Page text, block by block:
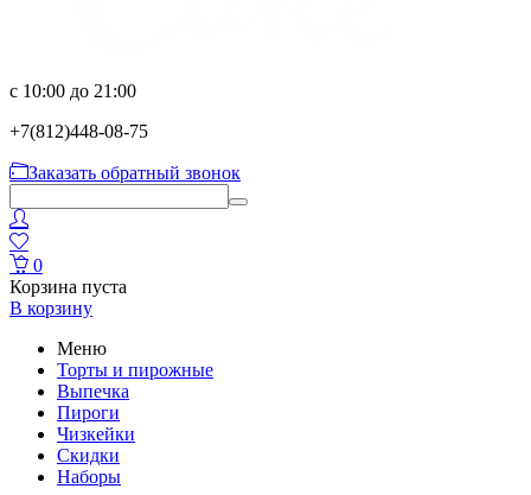
с 10:00 до 21:00
+7(812)448-08-75
Заказать обратный звонок
0
Корзина пуста
В корзину
Меню
Торты и пирожные
Выпечка
Пироги
Чизкейки
Скидки
Наборы